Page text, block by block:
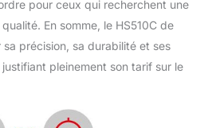
pour ceux qui recherchent une
En somme, le HS510C de
précision, sa durabilité et ses
pleinement son tarif sur le